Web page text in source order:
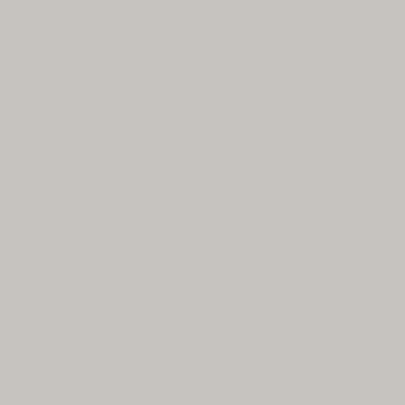
な読書